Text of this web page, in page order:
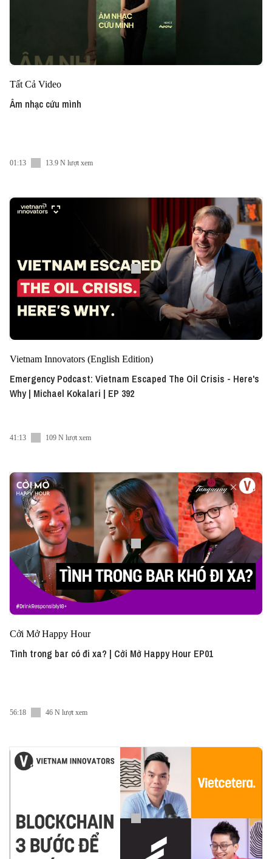
Tất Cả Video
Âm nhạc cứu mình
01:13 13.9 N lượt xem
Vietnam Innovators (English Edition)
Emergency Podcast: Vietnam Escaped The Oil Crisis - Here's
Why | Michael Kokalari | EP 392
41:13 109 N lượt xem
Cởi Mở Happy Hour
Tình trong bar có đi xa? | Cởi Mở Happy Hour EP01
56:18 46 N lượt xem